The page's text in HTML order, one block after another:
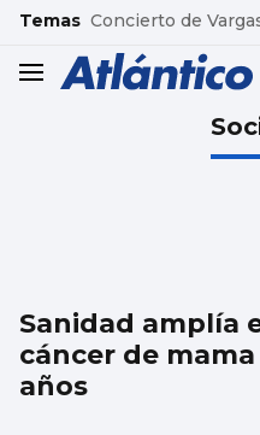
common.go-to-content
Temas Concierto de
header.menu.open
Sanidad amplía
cáncer de
años